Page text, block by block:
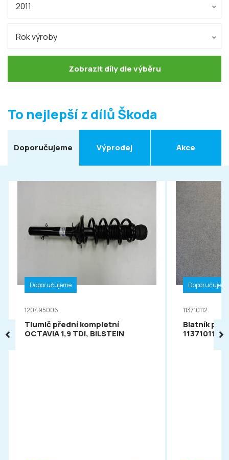
2011
Rok výroby
Zobrazit díly dle výběru
To nejlepší z dílů Škoda
Doporučujeme Výprodej Akce
Doporučujeme
120495006
Tlumič přední kompletní
OCTAVIA 1,9 TDI, BILSTEIN
113710112
Blatník
113710112